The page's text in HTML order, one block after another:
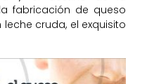
fabricación de queso
cruda, el exquisito